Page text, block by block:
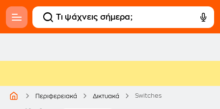
Περιφερειακά Δικτυακά Switches